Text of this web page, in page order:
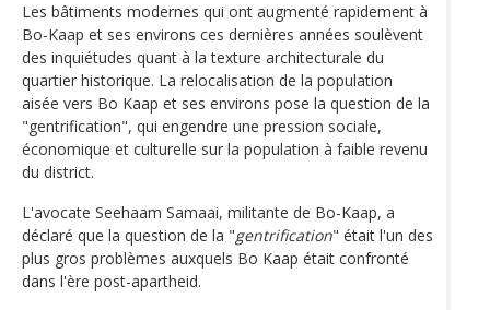
Les bâtiments modernes qui ont augmenté rapidement à
Bo-Kaap et ses environs ces dernières années soulèvent
des inquiétudes quant à la texture architecturale du
quartier historique. La relocalisation de la population
aisée vers Bo Kaap et ses environs pose la question de la
"gentrification", qui engendre une pression sociale,
économique et culturelle sur la population à faible revenu
du district.
L'avocate Seehaam Samaai, militante de Bo-Kaap, a
déclaré que la question de la "gentrification" était l'un des
plus gros problèmes auxquels Bo Kaap était confronté
dans l'ère post-apartheid.